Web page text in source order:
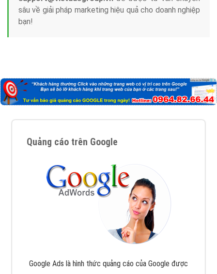
sâu về giải pháp marketing hiệu quả cho doanh nghiệp
bạn!
Quảng cáo trên Google
Google Ads là hình thức quảng cáo của Google được